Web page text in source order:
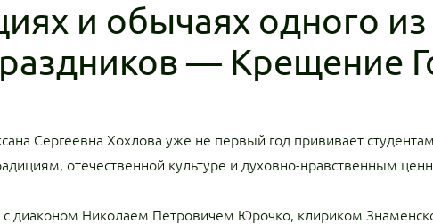
и обычаях одного
— Крещение
Сергеевна Хохлова уже не первый год прививает
отечественной культуре и духовно-нравственным
с диаконом Николаем Петровичем Юрочко, клириком